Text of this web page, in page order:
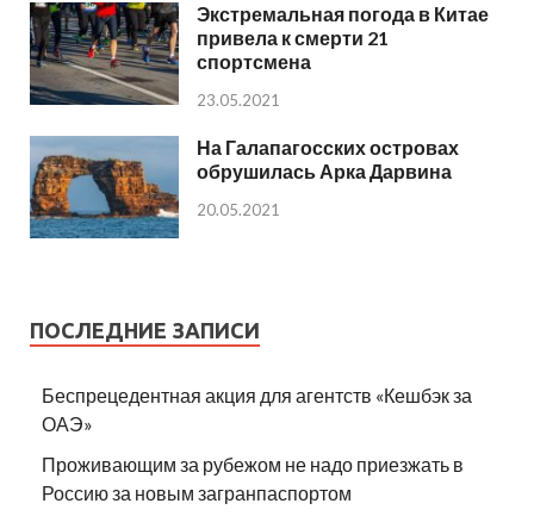
Экстремальная погода в Китае
привела к смерти 21
спортсмена
23.05.2021
На Галапагосских островах
обрушилась Арка Дарвина
20.05.2021
ПОСЛЕДНИЕ ЗАПИСИ
Беспрецедентная акция для агентств «Кешбэк за
ОАЭ»
Проживающим за рубежом не надо приезжать в
Россию за новым загранпаспортом